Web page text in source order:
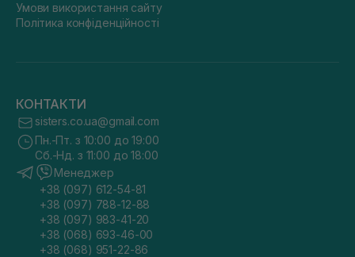
Умови використання сайту
Політика конфіденційності
КОНТАКТИ
sisters.co.ua@gmail.com
Пн.-Пт. з 10:00 до 19:00
Сб.-Нд. з 11:00 до 18:00
Менеджер
+38 (097) 612-54-81
+38 (097) 788-12-88
+38 (097) 983-41-20
+38 (068) 693-46-00
+38 (068) 951-22-86